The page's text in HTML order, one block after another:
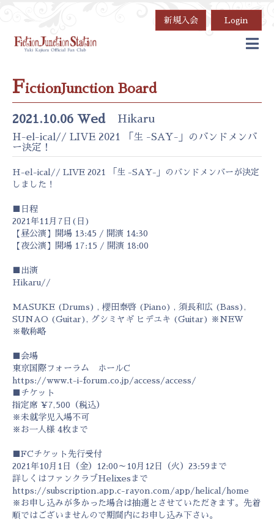
新規入会 Login
FictionJunction Board
2021.10.06 Wed Hikaru
H-el-ical// LIVE 2021 「生 -SAY-」のバンドメンバ
ー決定！
H-el-ical// LIVE 2021 「生 -SAY-」のバンドメンバーが決定
しました！
■日程
2021年11月7日(日)
【昼公演】開場 13:45 / 開演 14:30
【夜公演】開場 17:15 / 開演 18:00
■出演
Hikaru//
MASUKE (Drums) , 櫻田泰啓 (Piano) , 須長和広 (Bass),
SUNAO (Guitar), グシミヤギ ヒデユキ (Guitar) ※NEW
※敬称略
■会場
東京国際フォーラム ホールC
https://www.t-i-forum.co.jp/access/access/
■チケット
指定席 ¥7,500（税込）
※未就学児入場不可
※お一人様 4枚まで
■FCチケット先行受付
2021年10月1日（金）12:00～10月12日（火）23:59まで
詳しくはファンクラブHelixesまで
https://subscription.app.c-rayon.com/app/helical/home
※お申し込みが多かった場合は抽選とさせていただきます。先着
順ではございませんので期間内にお申し込み下さい。